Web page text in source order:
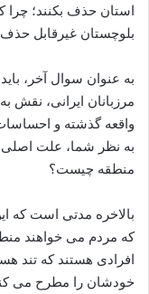
استان حذف بکنند؛ چرا
بلوچستان غیرقابل
به عنوان سوال آخر،
مرزبانان ایرانی، نقش
واقعه گذشته و
به نظر شما، علت اصلی
منطقه چیست؟
بالاخره مدتی است که
که مردم می خواهند
افرادی هستند که تند
خودشان را مطرح می